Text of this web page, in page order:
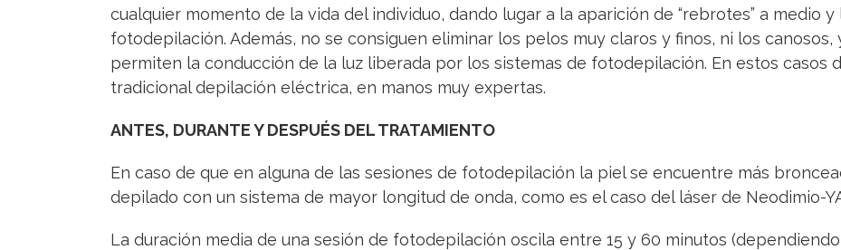
cualquier momento de la vida del individuo, dando lugar a la aparición de “rebrotes” a medio
fotodepilación. Además, no se consiguen eliminar los pelos muy claros y finos, ni los
permiten la conducción de la luz liberada por los sistemas de fotodepilación. En estos casos
tradicional depilación eléctrica, en manos muy expertas.
ANTES, DURANTE Y DESPUÉS DEL TRATAMIENTO
En caso de que en alguna de las sesiones de fotodepilación la piel se encuentre más
depilado con un sistema de mayor longitud de onda, como es el caso del láser de Neodimio-
La duración media de una sesión de fotodepilación oscila entre 15 y 60 minutos